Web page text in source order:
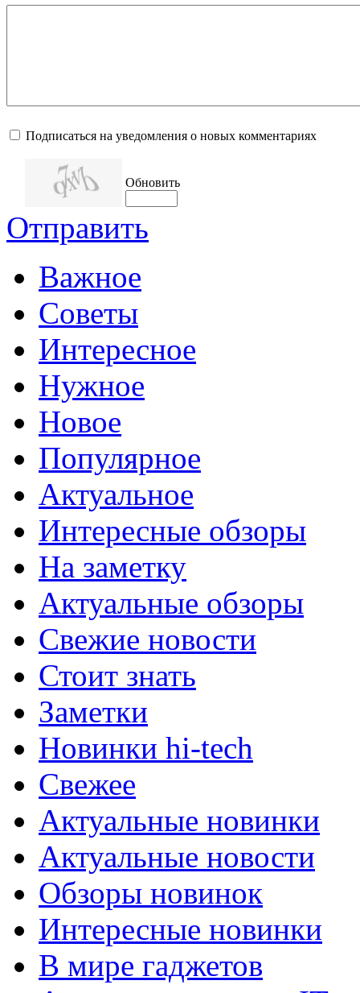
Подписаться на уведомления о новых комментариях
Обновить
Отправить
Важное
Советы
Интересное
Нужное
Новое
Популярное
Актуальное
Интересные обзоры
На заметку
Актуальные обзоры
Свежие новости
Стоит знать
Заметки
Новинки hi-tech
Свежее
Актуальные новинки
Актуальные новости
Обзоры новинок
Интересные новинки
В мире гаджетов